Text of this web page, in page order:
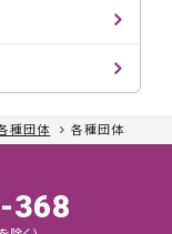
種団体 各種団体
368